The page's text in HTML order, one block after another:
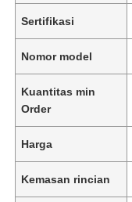
Sertifikasi
Nomor model
Kuantitas min
Order
Harga
Kemasan rincian